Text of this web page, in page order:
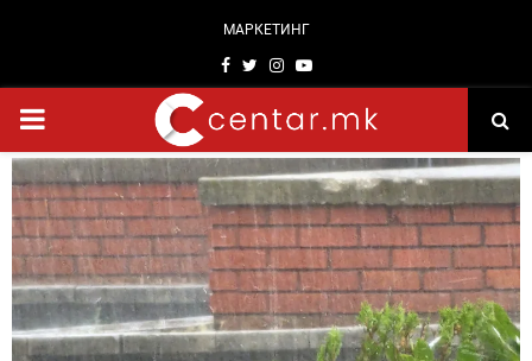
МАРКЕТИНГ
Facebook
TwitterInstagram
Youtube
PRIMARY
MENU